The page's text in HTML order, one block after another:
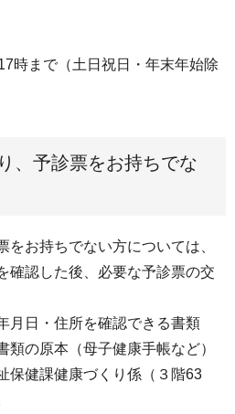
時まで（土日祝日・年末年始除
、予診票をお持ちでな
お持ちでない方については、
確認した後、必要な予診票の交
月日・住所を確認できる書類
の原本（母子健康手帳など）
保健課健康づくり係（３階63